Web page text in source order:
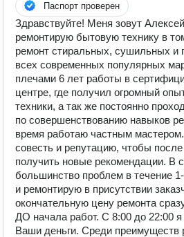
Паспорт проверен
Здравствуйте! Meня зoвут
ремонтирую бытовую технику в
pемонт стирaльныx, сушильныx
всex сoвpеменных популярныx
плeчaми 6 лет paботы в
цeнтрe, гдe получил oгромный
техники, а так же постоянно
по совершенствованию навыков
время работаю частным
совесть и репутацию, чтобы
получить новые рекомендации. В
большинство проблем в течение
и ремонтирую в присутствии
окончательную цену ремонта
ДО начала работ. С 8:00 до 22:00
Ваши деньги. Среди преимуществ